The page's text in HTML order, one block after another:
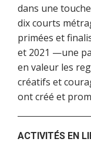
dans une
dix courts
primées et
et 2021 —une
en valeur les
créatifs et
ont créé et
ACTIVITÉS EN